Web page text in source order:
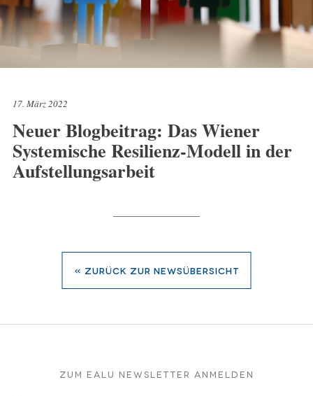
17. März 2022
Neuer Blogbeitrag: Das Wiener
Systemische Resilienz-Modell in der
Aufstellungsarbeit
« zurück zur Newsübersicht
Zum EALU Newsletter anmelden